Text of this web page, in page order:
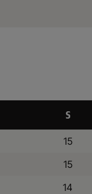
S
15
15
14